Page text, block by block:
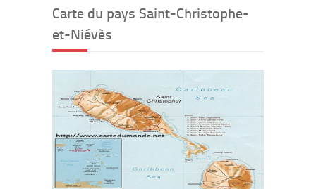
Carte du pays Saint-Christophe-
et-Niévès